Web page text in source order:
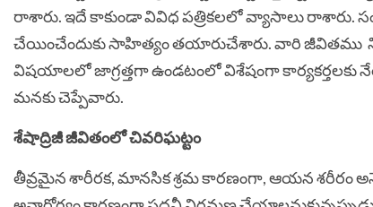
రాశారు. ఇదే కాకుండా వివిధ పత్రికలలో వ్యాసాలు రాశారు.
చేయించేందుకు సాహిత్యం తయారుచేశారు. వారి జీవితము
విషయాలలో జాగ్రత్తగా ఉండటంలో విశేషంగా కార్యకర్తలకు
మనకు చెప్పేవారు.
శేషాద్రిజీ జీవితంలో చివరిఘట్టం
తీవ్రమైన శారీరక, మానసిక శ్రమ కారణంగా, ఆయన శరీరం